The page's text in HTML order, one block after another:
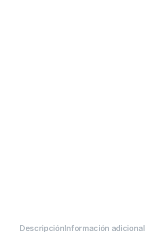
DescripciónInformación adicional